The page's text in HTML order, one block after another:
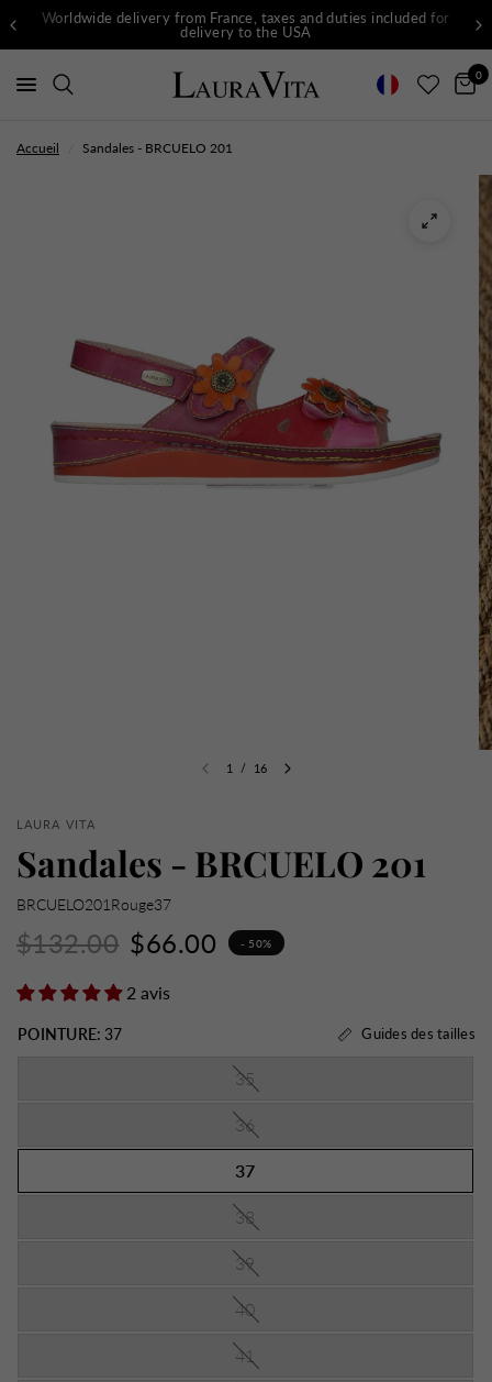
Worldwide delivery from France, taxes and duties included for
delivery to the USA
0
Accueil Sandales - BRCUELO 201
1 / 16
LAURA VITA
Sandales - BRCUELO 201
BRCUELO201Rouge37
$132.00 $66.00 - 50%
2 avis
POINTURE: 37 Guides des tailles
35
36
37
38
39
40
41